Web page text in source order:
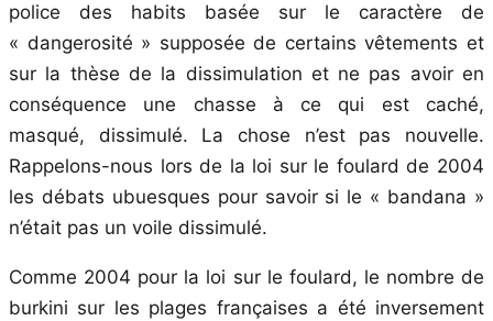
police des habits basée sur le caractère de
« dangerosité » supposée de certains vêtements et
sur la thèse de la dissimulation et ne pas avoir en
conséquence une chasse à ce qui est caché,
masqué, dissimulé. La chose n’est pas nouvelle.
Rappelons-nous lors de la loi sur le foulard de 2004
les débats ubuesques pour savoir si le « bandana »
n’était pas un voile dissimulé.
Comme 2004 pour la loi sur le foulard, le nombre de
burkini sur les plages françaises a été inversement